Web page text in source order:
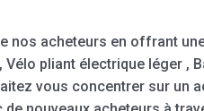
acheteurs en offrant
pliant électrique léger ,
vous concentrer sur un